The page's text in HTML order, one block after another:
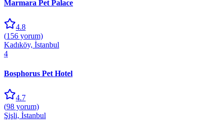
Marmara Pet Palace
4.8
(156 yorum)
Kadıköy, İstanbul
4
Bosphorus Pet Hotel
4.7
(98 yorum)
Şişli, İstanbul